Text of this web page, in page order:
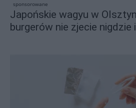
sponsorowane
Japońskie wagyu w
burgerów nie zjecie nigdzie